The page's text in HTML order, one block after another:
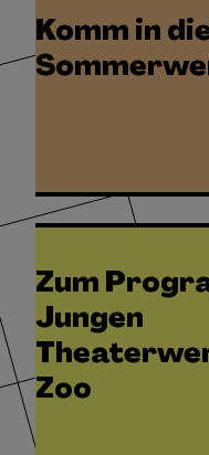
Komm in
Zum
Jungen
Zoo